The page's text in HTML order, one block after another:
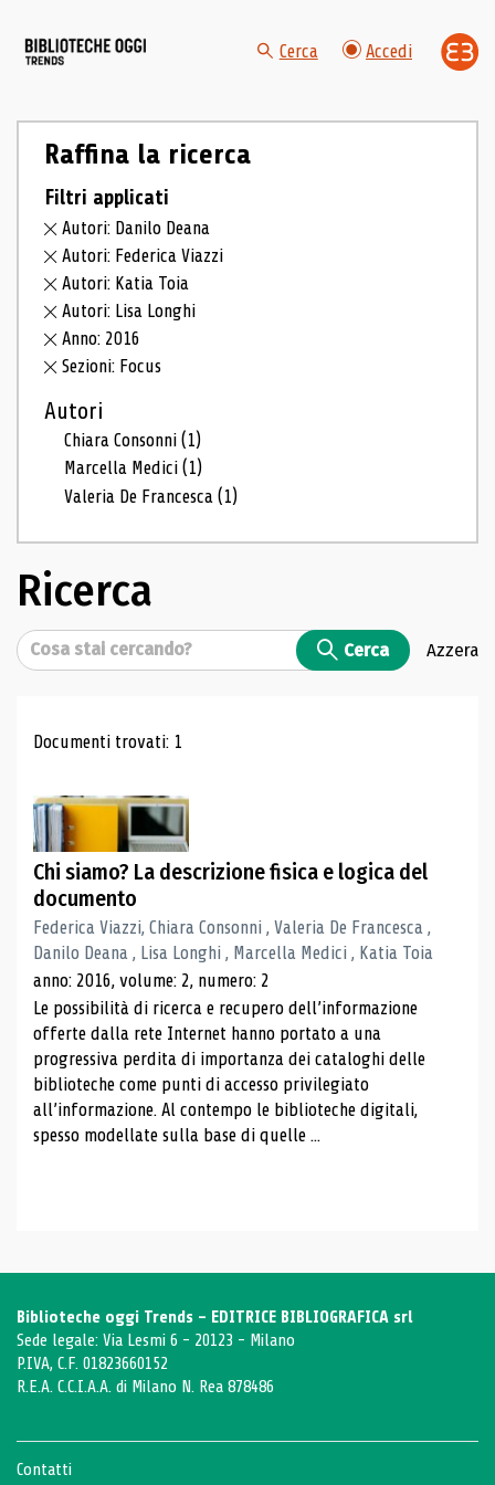
Cerca Accedi
Raffina la ricerca
Filtri applicati
Autori: Danilo Deana
Autori: Federica Viazzi
Autori: Katia Toia
Autori: Lisa Longhi
Anno: 2016
Sezioni: Focus
Autori
Chiara Consonni(1)
Marcella Medici(1)
Valeria De Francesca(1)
Ricerca
Cerca Cerca Azzera
Risultati di ricerca
Documenti trovati: 1
Chi siamo? La descrizione fisica e logica del
documento
Federica Viazzi, Chiara Consonni , Valeria De Francesca ,
Danilo Deana , Lisa Longhi , Marcella Medici , Katia Toia
anno: 2016, volume: 2, numero: 2
Le possibilità di ricerca e recupero dell’informazione
offerte dalla rete Internet hanno portato a una
progressiva perdita di importanza dei cataloghi delle
biblioteche come punti di accesso privilegiato
all’informazione. Al contempo le biblioteche digitali,
spesso modellate sulla base di quelle ...
Biblioteche oggi Trends - EDITRICE BIBLIOGRAFICA srl
Sede legale: Via Lesmi 6 - 20123 - Milano
P.IVA, C.F. 01823660152
R.E.A. C.C.I.A.A. di Milano N. Rea 878486
Contatti